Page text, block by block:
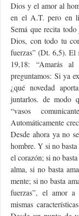
Dios y el amor al
en el A.T. pero en
Semá que recita
Dios, con todo tu
fuerzas” (Dt. 6,5). El
19,18: “Amarás
preguntamos: Si ya
¿qué novedad
juntarlos. de modo
“vasos
Automáticamente
Desde ahora ya no
hombre. Y si no
el corazón; si no
alma, si no basta
mente; si no basta
fuerzas”, el amor a
mismas